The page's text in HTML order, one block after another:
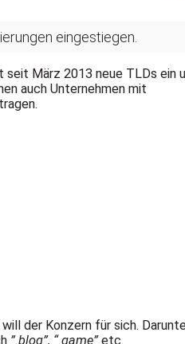
eingestiegen.
seit März 2013 neue TLDs ein
auch Unternehmen mit
der Konzern für sich.
”.blog”, “.game”etc.